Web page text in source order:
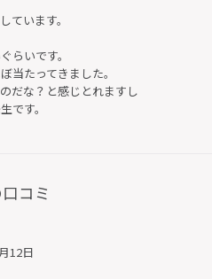
ています。
らいです。
当たってきました。
だな？と感じとれますし
です。
コミ
12日